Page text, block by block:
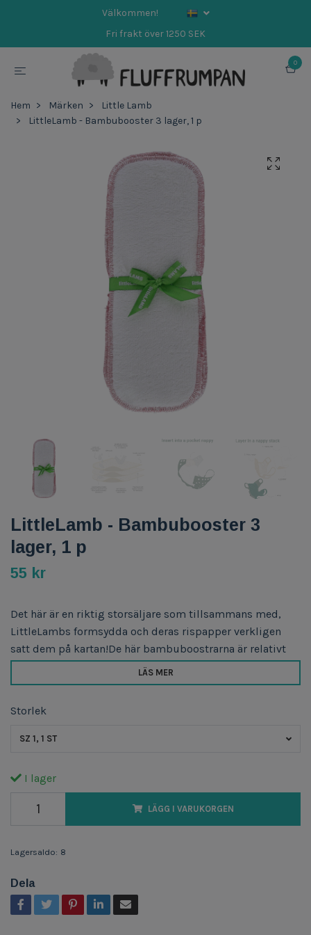
Välkommen!
Fri frakt över 1250 SEK
0
Hem Märken
Little Lamb
LittleLamb - Bambubooster 3 lager, 1 p
LittleLamb - Bambubooster 3
lager, 1 p
55 kr
Det här är en riktig storsäljare som tillsammans med,
LittleLambs formsydda och deras rispapper verkligen
satt dem på kartan!De här bambuboostrarna är relativt
LÄS MER
Storlek
SZ 1, 1 ST
I lager
LÄGG I VARUKORGEN
Lagersaldo: 8
Dela